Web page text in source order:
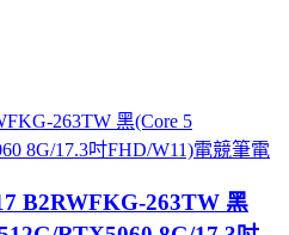
B2RWFKG-263TW 黑